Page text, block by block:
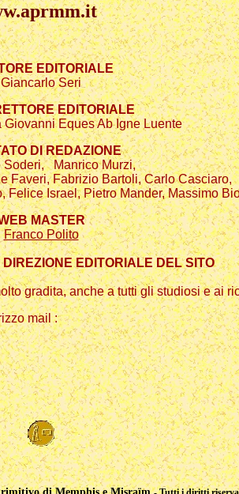
EDITORIALE
Giancarlo Seri
EDITORIALE
Giovanni Eques Ab Igne Luente
DI REDAZIONE
Soderi, Manrico Murzi,
Faveri, Fabrizio Bartoli, Carlo
Felice Israel, Pietro Mander, Massimo
MASTER
Franco Polito
EDITORIALE DEL SITO
gradita, anche a tutti gli studiosi e ai
mail :